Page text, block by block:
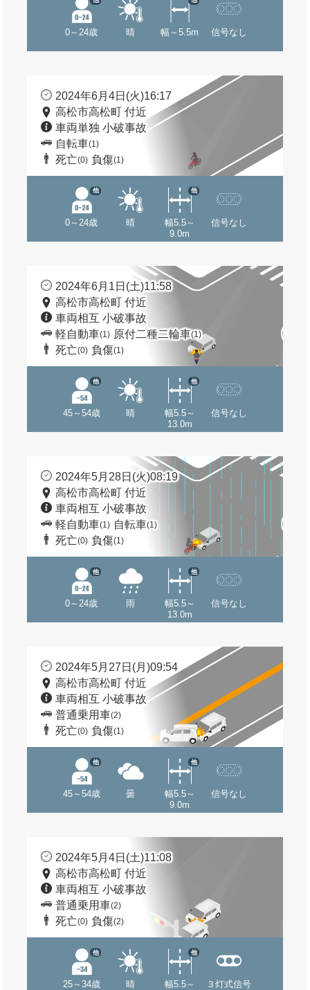
0～24歳 晴 幅～5.5m 信号なし
2024年6月4日(火)16:17
高松市高松町 付近
車両単独 小破事故
自転車(1)
死亡(0) 負傷(1)
0～24歳
他
晴
幅5.5～
9.0m
他
信号なし
2024年6月1日(土)11:58
高松市高松町 付近
車両相互 小破事故
軽自動車(1) 原付二種二輪車(1)
死亡(0) 負傷(1)
45～54歳
他
晴
幅5.5～
13.0m
他
信号なし
2024年5月28日(火)08:19
高松市高松町 付近
車両相互 小破事故
軽自動車(1) 自転車(1)
死亡(0) 負傷(1)
0～24歳
他
雨
幅5.5～
13.0m
他
信号なし
2024年5月27日(月)09:54
高松市高松町 付近
車両相互 小破事故
普通乗用車(2)
死亡(0) 負傷(1)
45～54歳
他
曇
幅5.5～
9.0m
他
信号なし
2024年5月4日(土)11:08
高松市高松町 付近
車両相互 小破事故
普通乗用車(2)
死亡(0) 負傷(2)
25～34歳
他
晴
幅5.5～
他
３灯式信号